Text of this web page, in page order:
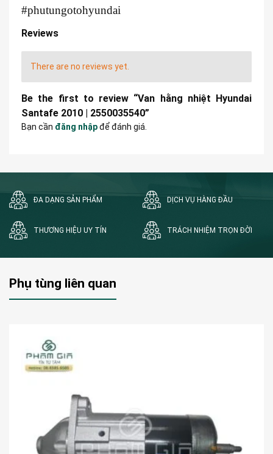
#phutungotohyundai
Reviews
There are no reviews yet.
Be the first to review “Van hằng nhiệt Hyundai
Santafe 2010 | 2550035540”
Bạn cần đăng nhậpđể đánh giá.
ĐA DẠNG SẢN PHẨM DỊCH VỤ HÀNG ĐẦU
THƯƠNG HIỆU UY TÍN TRÁCH NHIỆM TRỌN ĐỜI
Phụ tùng liên quan